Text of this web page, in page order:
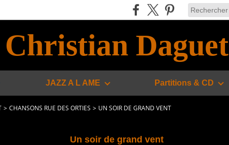
Christian Daguet
JAZZ A L AME Partitions & CD
> CHANSONS RUE DES ORTIES > UN SOIR DE GRAND VENT
Un soir de grand vent